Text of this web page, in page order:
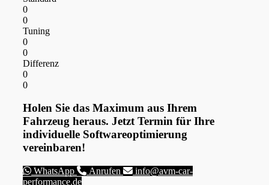
0
0
Tuning
0
0
Differenz
0
0
Holen Sie das Maximum aus Ihrem
Fahrzeug heraus. Jetzt Termin für Ihre
individuelle Softwareoptimierung
vereinbaren!
WhatsApp Anrufen
info@avm-car-
performance.de